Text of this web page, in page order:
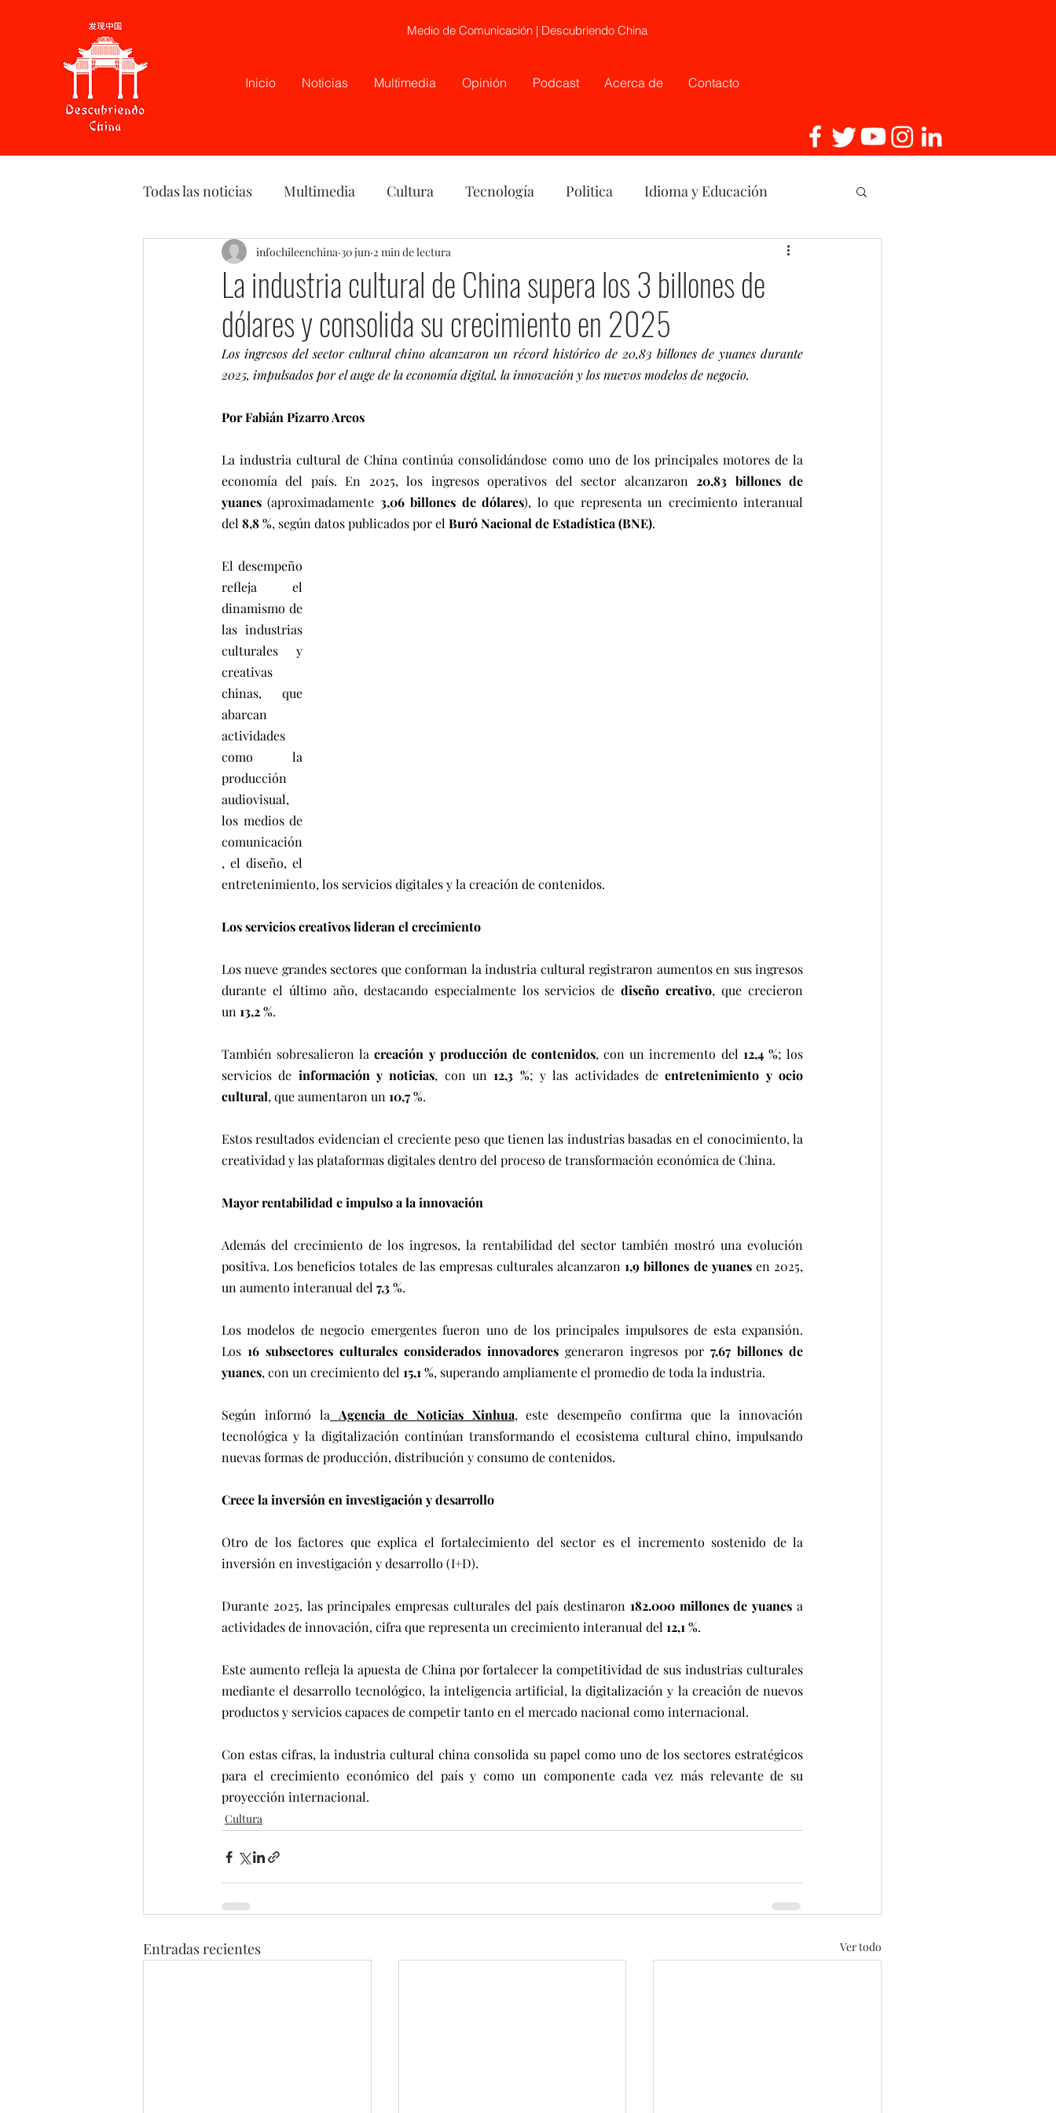
Medio de Comunicación | Descubriendo China
Inicio Noticias Multimedia Opinión Podcast Acerca de Contacto
Todas las noticias Multimedia Cultura Tecnología Politica Idioma y Educación
Podcast Opinión China
La industria cultural de China supera los 3 billones de
dólares y consolida su crecimiento en 2025
infochileenchina 30 jun 2 min de lectura
Los ingresos del sector cultural chino alcanzaron un récord histórico de 20,83 billones de yuanes durante
2025, impulsados por el auge de la economía digital, la innovación y los nuevos modelos de negocio.
Por Fabián Pizarro Arcos
La industria cultural de China continúa consolidándose como uno de los principales motores de la
economía del país. En 2025, los ingresos operativos del sector alcanzaron 20,83 billones de
yuanes (aproximadamente 3,06 billones de dólares), lo que representa un crecimiento interanual
del 8,8 %, según datos publicados por el Buró Nacional de Estadística (BNE).
El desempeño
refleja el
dinamismo de
las industrias
culturales y
creativas
chinas, que
abarcan
actividades
como la
producción
audiovisual,
los medios de
comunicación
, el diseño, el
entretenimiento, los servicios digitales y la creación de contenidos.
Los servicios creativos lideran el crecimiento
Los nueve grandes sectores que conforman la industria cultural registraron aumentos en sus ingresos
durante el último año, destacando especialmente los servicios de diseño creativo, que crecieron
un 13,2 %.
También sobresalieron la creación y producción de contenidos, con un incremento del 12,4 %; los
servicios de información y noticias, con un 12,3 %; y las actividades de entretenimiento y ocio
cultural, que aumentaron un 10,7 %.
Estos resultados evidencian el creciente peso que tienen las industrias basadas en el conocimiento, la
creatividad y las plataformas digitales dentro del proceso de transformación económica de China.
Mayor rentabilidad e impulso a la innovación
Además del crecimiento de los ingresos, la rentabilidad del sector también mostró una evolución
positiva. Los beneficios totales de las empresas culturales alcanzaron 1,9 billones de yuanes en 2025,
un aumento interanual del 7,3 %.
Los modelos de negocio emergentes fueron uno de los principales impulsores de esta expansión.
Los 16 subsectores culturales considerados innovadores generaron ingresos por 7,67 billones de
yuanes, con un crecimiento del 15,1 %, superando ampliamente el promedio de toda la industria.
Según informó la Agencia de Noticias Xinhua, este desempeño confirma que la innovación
tecnológica y la digitalización continúan transformando el ecosistema cultural chino, impulsando
nuevas formas de producción, distribución y consumo de contenidos.
Crece la inversión en investigación y desarrollo
Otro de los factores que explica el fortalecimiento del sector es el incremento sostenido de la
inversión en investigación y desarrollo (I+D).
Durante 2025, las principales empresas culturales del país destinaron 182.000 millones de yuanes a
actividades de innovación, cifra que representa un crecimiento interanual del 12,1 %.
Este aumento refleja la apuesta de China por fortalecer la competitividad de sus industrias culturales
mediante el desarrollo tecnológico, la inteligencia artificial, la digitalización y la creación de nuevos
productos y servicios capaces de competir tanto en el mercado nacional como internacional.
Con estas cifras, la industria cultural china consolida su papel como uno de los sectores estratégicos
para el crecimiento económico del país y como un componente cada vez más relevante de su
proyección internacional.
Cultura
Entradas recientes Ver todo